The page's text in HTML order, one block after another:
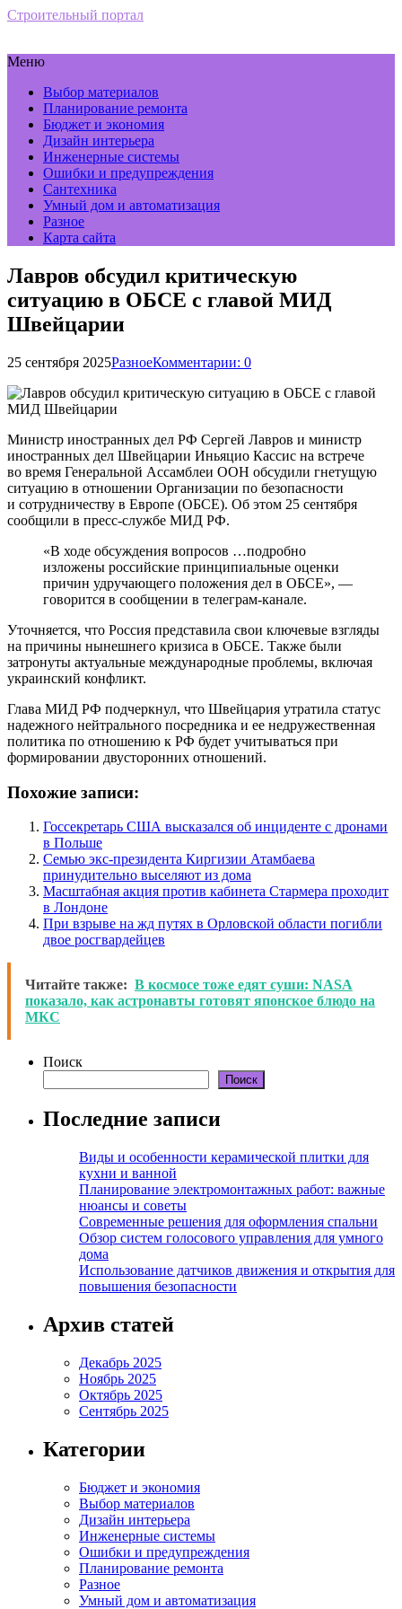
Строительный портал
Меню
Выбор материалов
Планирование ремонта
Бюджет и экономия
Дизайн интерьера
Инженерные системы
Ошибки и предупреждения
Сантехника
Умный дом и автоматизация
Разное
Карта сайта
Лавров обсудил критическую
ситуацию в ОБСЕ с главой МИД
Швейцарии
25 сентября 2025РазноеКомментарии: 0
Министр иностранных дел РФ Сергей Лавров и министр
иностранных дел Швейцарии Иньяцио Кассис на встрече
во время Генеральной Ассамблеи ООН обсудили гнетущую
ситуацию в отношении Организации по безопасности
и сотрудничеству в Европе (ОБСЕ). Об этом 25 сентября
сообщили в пресс-службе МИД РФ.
«В ходе обсуждения вопросов …подробно
изложены российские принципиальные оценки
причин удручающего положения дел в ОБСЕ», —
говорится в сообщении в телеграм-канале.
Уточняется, что Россия представила свои ключевые взгляды
на причины нынешнего кризиса в ОБСЕ. Также были
затронуты актуальные международные проблемы, включая
украинский конфликт.
Глава МИД РФ подчеркнул, что Швейцария утратила статус
надежного нейтрального посредника и ее недружественная
политика по отношению к РФ будет учитываться при
формировании двусторонних отношений.
Похожие записи:
Госсекретарь США высказался об инциденте с дронами
в Польше
Семью экс-президента Киргизии Атамбаева
принудительно выселяют из дома
Масштабная акция против кабинета Стармера проходит
в Лондоне
При взрыве на жд путях в Орловской области погибли
двое росгвардейцев
Читайте также: В космосе тоже едят суши: NASA
показало, как астронавты готовят японское блюдо на
МКС
Поиск
Поиск
Последние записи
Виды и особенности керамической плитки для
кухни и ванной
Планирование электромонтажных работ: важные
нюансы и советы
Современные решения для оформления спальни
Обзор систем голосового управления для умного
дома
Использование датчиков движения и открытия для
повышения безопасности
Архив статей
Декабрь 2025
Ноябрь 2025
Октябрь 2025
Сентябрь 2025
Категории
Бюджет и экономия
Выбор материалов
Дизайн интерьера
Инженерные системы
Ошибки и предупреждения
Планирование ремонта
Разное
Умный дом и автоматизация